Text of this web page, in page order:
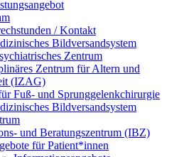
/ Kontakt
Bildversandsystem
Zentrum
Zentrum für Altern und
(IZAG)
Fuß- und Sprunggelenkchirurgie
Bildversandsystem
und Beratungszentrum (IBZ)
für Patient*innen